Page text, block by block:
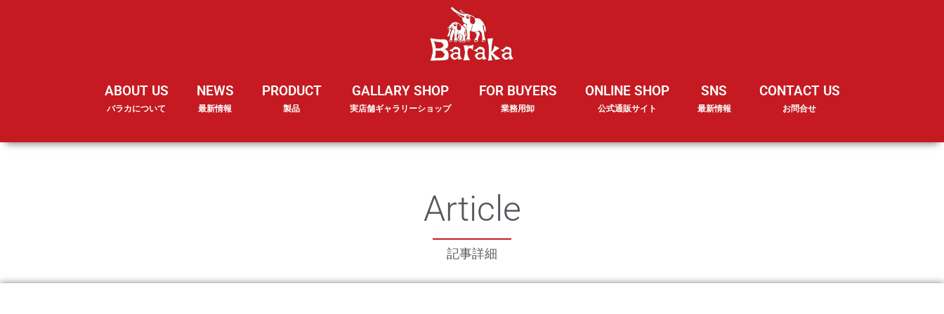
ABOUT US
バラカについて
NEWS
最新情報
PRODUCT
製品
GALLARY SHOP
実店舗ギャラリーショップ
FOR BUYERS
業務用卸
ONLINE SHOP
公式通販サイト
SNS
最新情報
CONTACT US
お問合せ
Article
記事詳細